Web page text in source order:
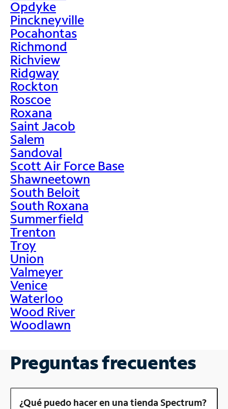
Opdyke
Pinckneyville
Pocahontas
Richmond
Richview
Ridgway
Rockton
Roscoe
Roxana
Saint Jacob
Salem
Sandoval
Scott Air Force Base
Shawneetown
South Beloit
South Roxana
Summerfield
Trenton
Troy
Union
Valmeyer
Venice
Waterloo
Wood River
Woodlawn
Preguntas frecuentes
¿Qué puedo hacer en una tienda Spectrum?